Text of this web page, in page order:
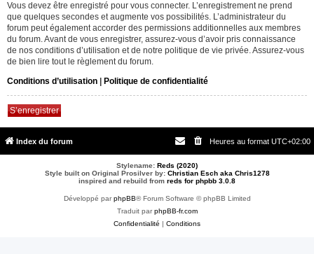
Vous devez être enregistré pour vous connecter. L’enregistrement ne prend
que quelques secondes et augmente vos possibilités. L’administrateur du
forum peut également accorder des permissions additionnelles aux membres
du forum. Avant de vous enregistrer, assurez-vous d’avoir pris connaissance
de nos conditions d’utilisation et de notre politique de vie privée. Assurez-vous
de bien lire tout le règlement du forum.
Conditions d’utilisation
Politique de confidentialité
S’enregistrer
Index du forum Heures au format UTC+02:00
Stylename: Reds (2020)
Style built on Original Prosilver by: Christian Esch aka Chris1278
inspired and rebuild from reds for phpbb 3.0.8
Développé parphpBB® Forum Software © phpBB Limited
Traduit parphpBB-fr.com
Confidentialité
Conditions